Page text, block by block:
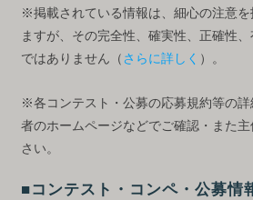
※掲載されている情報は、細心の注意を
ますが、その完全性、確実性、正確性
ではありません（ さらに詳しく ）。
※各コンテスト・公募の応募規約等の
者のホームページなどでご確認・また
さい。
■コンテスト・コンペ・公募情